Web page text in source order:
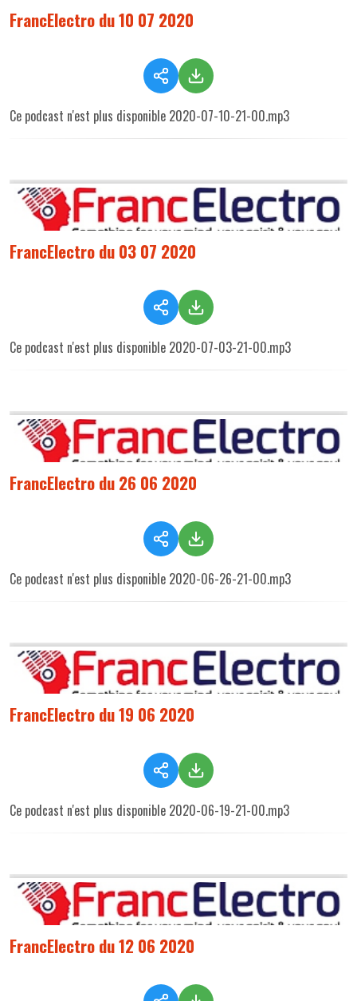
FrancElectro du 10 07 2020
Ce podcast n'est plus disponible 2020-07-10-21-00.mp3
FrancElectro du 03 07 2020
Ce podcast n'est plus disponible 2020-07-03-21-00.mp3
FrancElectro du 26 06 2020
Ce podcast n'est plus disponible 2020-06-26-21-00.mp3
FrancElectro du 19 06 2020
Ce podcast n'est plus disponible 2020-06-19-21-00.mp3
FrancElectro du 12 06 2020